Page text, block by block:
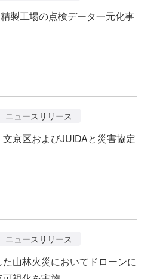
製工場の点検データ一元化事
ニュースリリース
京区およびJUIDAと災害協定
ニュースリリース
山林火災においてドローンに